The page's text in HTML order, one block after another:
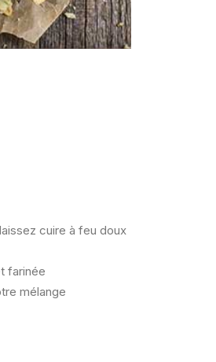
cuire à feu doux
farinée
mélange